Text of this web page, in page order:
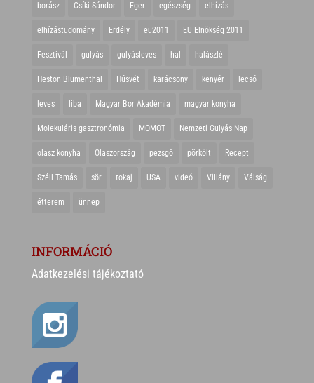
borász Csíki Sándor Eger egészség elhízás
elhízástudomány Erdély eu2011 EU Elnökség 2011
Fesztivál gulyás gulyásleves hal halászlé
Heston Blumenthal Húsvét karácsony kenyér lecsó
leves liba Magyar Bor Akadémia magyar konyha
Molekuláris gasztronómia MOMOT Nemzeti Gulyás Nap
olasz konyha Olaszország pezsgő pörkölt Recept
Széll Tamás sör tokaj USA videó Villány Válság
étterem ünnep
INFORMÁCIÓ
Adatkezelési tájékoztató